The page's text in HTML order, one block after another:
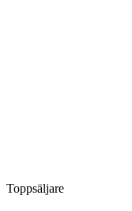
Toppsäljare